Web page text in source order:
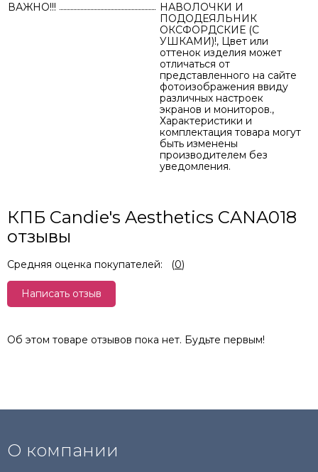
ВАЖНО!!!
НАВОЛОЧКИ И
ПОДОДЕЯЛЬНИК
ОКСФОРДСКИЕ (С
УШКАМИ)!, Цвет или
оттенок изделия может
отличаться от
представленного на сайте
фотоизображения ввиду
различных настроек
экранов и мониторов.,
Характеристики и
комплектация товара могут
быть изменены
производителем без
уведомления.
КПБ Candie's Aesthetics CANA018
отзывы
Средняя оценка покупателей: (0)
Написать отзыв
Об этом товаре отзывов пока нет. Будьте первым!
О компании